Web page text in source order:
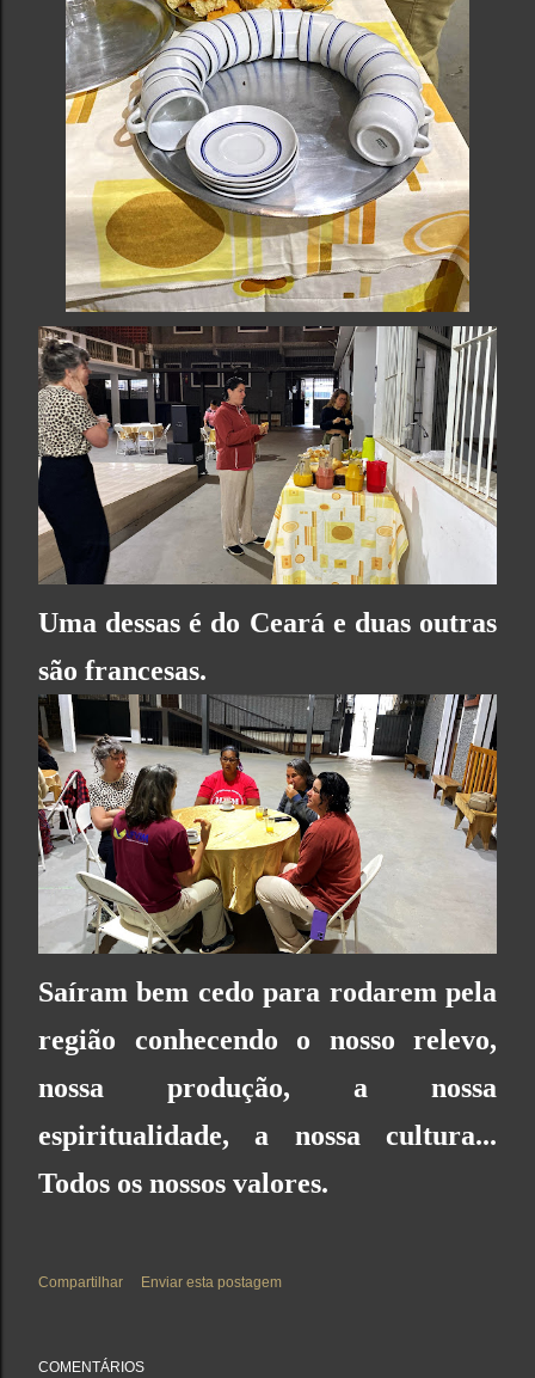
Uma dessas é do Ceará e duas outras
são francesas.
Saíram bem cedo para rodarem pela
região conhecendo o nosso relevo,
nossa produção, a nossa
espiritualidade, a nossa cultura...
Todos os nossos valores.
Compartilhar Enviar esta postagem
COMENTÁRIOS